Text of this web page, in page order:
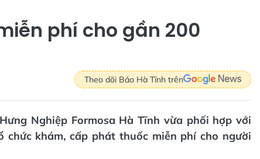
phí cho gần 200
Theo dõi Báo Hà Tĩnh trên
Nghiệp Formosa Hà Tĩnh vừa phối hợp với
khám, cấp phát thuốc miễn phí cho người